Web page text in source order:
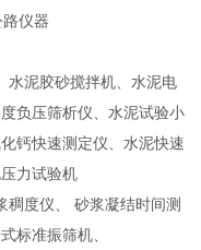
路仪器
水泥胶砂搅拌机、水泥电
负压筛析仪、水泥试验小
钙快速测定仪、水泥快速
力试验机
稠度仪、 砂浆凝结时间测
标准振筛机、